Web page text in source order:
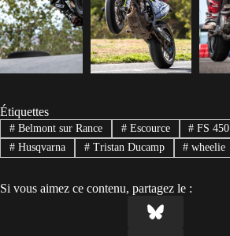
Étiquettes
#Belmont sur Rance #Escource # FS 450
#Husqvarna #Tristan Ducamp # wheelie
Si vous aimez ce contenu, partagez le :